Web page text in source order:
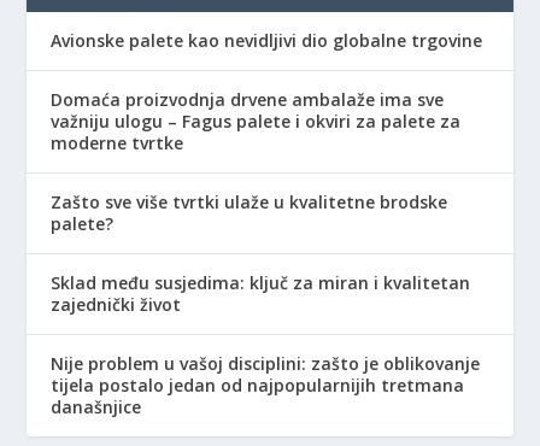
Avionske palete kao nevidljivi dio globalne trgovine
Domaća proizvodnja drvene ambalaže ima sve
važniju ulogu – Fagus palete i okviri za palete za
moderne tvrtke
Zašto sve više tvrtki ulaže u kvalitetne brodske
palete?
Sklad među susjedima: ključ za miran i kvalitetan
zajednički život
Nije problem u vašoj disciplini: zašto je oblikovanje
tijela postalo jedan od najpopularnijih tretmana
današnjice